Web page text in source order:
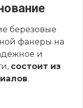
березовые
фанеры на
и
состоит из
.